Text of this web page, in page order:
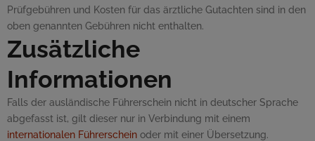
Prüfgebühren und Kosten für das ärztliche Gutachten sind in den
oben genannten Gebühren nicht enthalten.
Zusätzliche
Informationen
Falls der ausländische Führerschein nicht in deutscher Sprache
abgefasst ist, gilt dieser nur in Verbindung mit einem
internationalen Führerschein oder mit einer Übersetzung.